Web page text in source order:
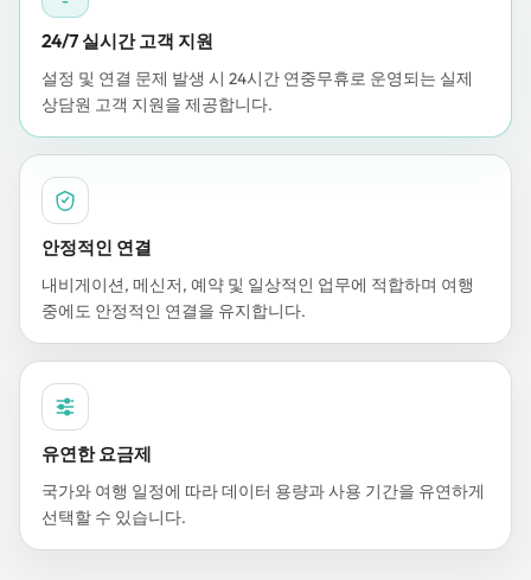
24/7 실시간 고객 지원
설정 및 연결 문제 발생 시 24시간 연중무휴로 운영되는 실제
상담원 고객 지원을 제공합니다.
안정적인 연결
내비게이션, 메신저, 예약 및 일상적인 업무에 적합하며 여행
중에도 안정적인 연결을 유지합니다.
유연한 요금제
국가와 여행 일정에 따라 데이터 용량과 사용 기간을 유연하게
선택할 수 있습니다.